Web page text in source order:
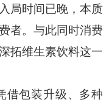
局时间已晚，本质
者。与此同时消费
拓维生素饮料这一
包装升级、多种